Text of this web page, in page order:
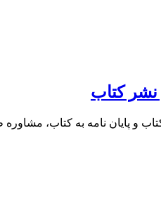
نشر کتاب
کتاب و پایان نامه به کتاب،